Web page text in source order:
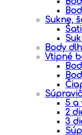
Sukne,
Body
Vtipné
5 a
2
3